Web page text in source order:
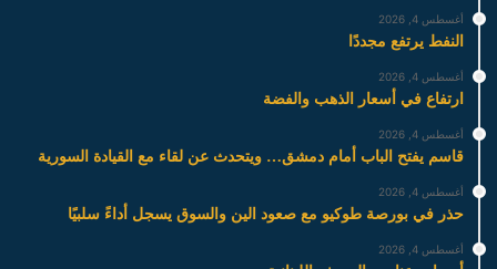
أغسطس 4, 2026
النفط يرتفع مجددًا
أغسطس 4, 2026
ارتفاع في أسعار الذهب والفضة
أغسطس 4, 2026
قاسم يفتح الباب أمام دمشق… ويتحدث عن لقاء مع القيادة السورية
أغسطس 4, 2026
حذر في بورصة طوكيو مع صعود الين والسوق يسجل أداءً سلبيًا
أغسطس 4, 2026